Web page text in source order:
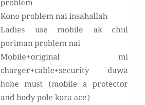
problem
Kono problem nai insahallah
Ladies use mobile ak chul
poriman problem nai
Mobile+original mi
charger+cable+security dawa
hobe must (mobile a protector
and body pole kora ace)